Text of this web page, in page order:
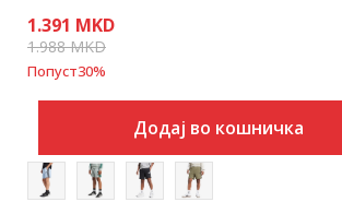
1.391 MKD
1.988MKD
Попуст30%
Додај во кошничка